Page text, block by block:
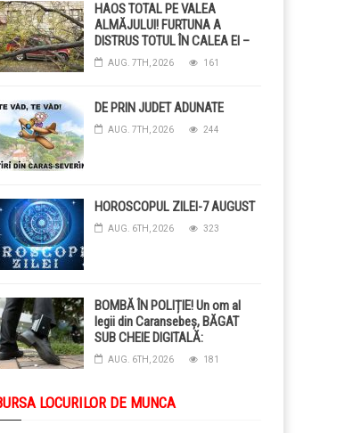
HAOS TOTAL PE VALEA
ALMĂJULUI! FURTUNA A
DISTRUS TOTUL ÎN CALEA EI –
COPACI CĂZUȚI, DRUMURI
BLOCAȚE, CURENT TĂIAT ȘI
GRINDINĂ!
AUG. 7TH, 2026 161
DE PRIN JUDET ADUNATE
AUG. 7TH, 2026 244
HOROSCOPUL ZILEI-7 AUGUST
AUG. 6TH, 2026 323
BOMBĂ ÎN POLIȚIE! Un om al
legii din Caransebeș, BĂGAT
SUB CHEIE DIGITALĂ:
Judecătorii i-au pus BRĂȚARĂ
ELECTRONICĂ la picior!
AUG. 6TH, 2026 181
LOCURILOR DE MUNCA